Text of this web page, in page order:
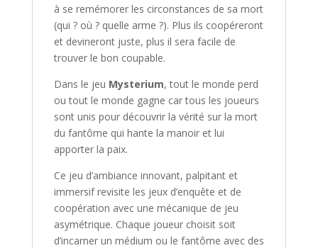
à se remémorer les circonstances de sa mort
(qui ? où ? quelle arme ?). Plus ils coopéreront
et devineront juste, plus il sera facile de
trouver le bon coupable.
Dans le jeu Mysterium, tout le monde perd
ou tout le monde gagne car tous les joueurs
sont unis pour découvrir la vérité sur la mort
du fantôme qui hante la manoir et lui
apporter la paix.
Ce jeu d’ambiance innovant, palpitant et
immersif revisite les jeux d’enquête et de
coopération avec une mécanique de jeu
asymétrique. Chaque joueur choisit soit
d’incarner un médium ou le fantôme avec des